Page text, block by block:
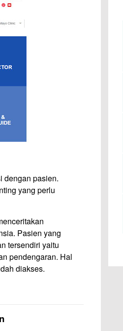
dengan pasien.
yang perlu
Pasien yang
tersendiri yaitu
pendengaran. Hal
diakses.